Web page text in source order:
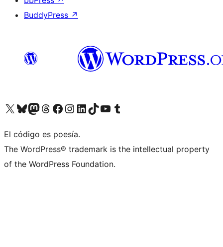
BuddyPress ↗
Visit our X (formerly Twitter) account
Visit our Bluesky account
Visit our Mastodon account
Visit our Threads account
Visit our Facebook page
Visit our Instagram account
Visit our LinkedIn account
Visit our TikTok account
Visit our YouTube channel
Visit our Tumblr account
El código es poesía.
The WordPress® trademark is the intellectual property
of the WordPress Foundation.